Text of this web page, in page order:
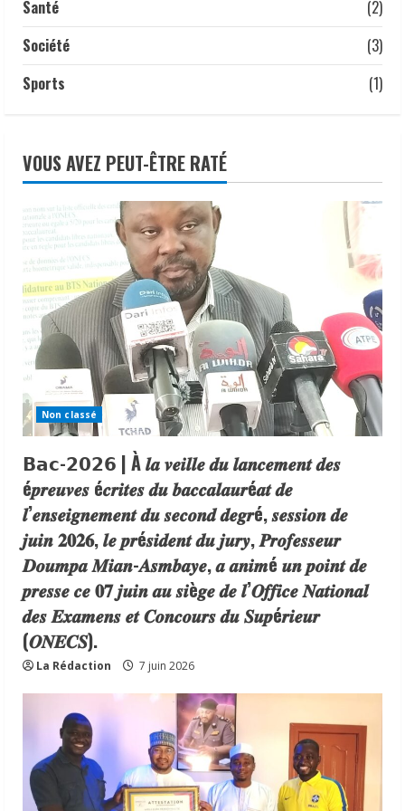
Santé
(2)
Société
(3)
Sports
(1)
VOUS AVEZ PEUT-ÊTRE RATÉ
Non classé
𝗕𝗮𝗰-𝟮𝟬𝟮𝟲 | À 𝒍𝒂 𝒗𝒆𝒊𝒍𝒍𝒆 𝒅𝒖 𝒍𝒂𝒏𝒄𝒆𝒎𝒆𝒏𝒕 𝒅𝒆𝒔
é𝒑𝒓𝒆𝒖𝒗𝒆𝒔 é𝒄𝒓𝒊𝒕𝒆𝒔 𝒅𝒖 𝒃𝒂𝒄𝒄𝒂𝒍𝒂𝒖𝒓é𝒂𝒕 𝒅𝒆
𝒍’𝒆𝒏𝒔𝒆𝒊𝒈𝒏𝒆𝒎𝒆𝒏𝒕 𝒅𝒖 𝒔𝒆𝒄𝒐𝒏𝒅 𝒅𝒆𝒈𝒓é, 𝒔𝒆𝒔𝒔𝒊𝒐𝒏 𝒅𝒆
𝒋𝒖𝒊𝒏 𝟐𝟎𝟐𝟔, 𝒍𝒆 𝒑𝒓é𝒔𝒊𝒅𝒆𝒏𝒕 𝒅𝒖 𝒋𝒖𝒓𝒚, 𝑷𝒓𝒐𝒇𝒆𝒔𝒔𝒆𝒖𝒓
𝑫𝒐𝒖𝒎𝒑𝒂 𝑴𝒊𝒂𝒏-𝑨𝒔𝒎𝒃𝒂𝒚𝒆, 𝒂 𝒂𝒏𝒊𝒎é 𝒖𝒏 𝒑𝒐𝒊𝒏𝒕 𝒅𝒆
𝒑𝒓𝒆𝒔𝒔𝒆 𝒄𝒆 𝟎𝟕 𝒋𝒖𝒊𝒏 𝒂𝒖 𝒔𝒊è𝒈𝒆 𝒅𝒆 𝒍’𝑶𝒇𝒇𝒊𝒄𝒆 𝑵𝒂𝒕𝒊𝒐𝒏𝒂𝒍
𝒅𝒆𝒔 𝑬𝒙𝒂𝒎𝒆𝒏𝒔 𝒆𝒕 𝑪𝒐𝒏𝒄𝒐𝒖𝒓𝒔 𝒅𝒖 𝑺𝒖𝒑é𝒓𝒊𝒆𝒖𝒓
(𝑶𝑵𝑬𝑪𝑺).
La Rédaction 7 juin 2026